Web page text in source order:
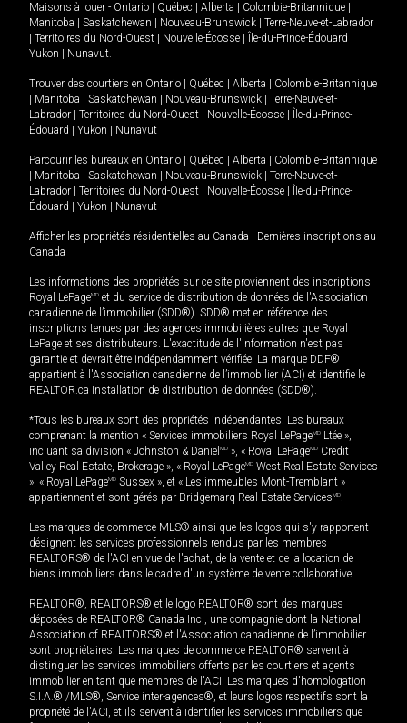
Maisons à louer - Ontario Québec Alberta Colombie-Britannique
Manitoba
Saskatchewan Nouveau-Brunswick
Terre-Neuve-et-Labrador
Territoires du Nord-Ouest Nouvelle-Écosse Île-du-Prince-Édouard
Yukon
Nunavut.
Trouver des courtiers en Ontario Québec Alberta
Colombie-Britannique
Manitoba Saskatchewan Nouveau-Brunswick
Terre-Neuve-et-
Labrador
Territoires du Nord-Ouest Nouvelle-Écosse
Île-du-Prince-
Édouard
Yukon Nunavut
Parcourir les bureaux en Ontario Québec Alberta
Colombie-Britannique
Manitoba Saskatchewan Nouveau-Brunswick
Terre-Neuve-et-
Labrador
Territoires du Nord-Ouest Nouvelle-Écosse
Île-du-Prince-
Édouard
Yukon Nunavut
Afficher les propriétés résidentielles au Canada
Dernières inscriptions au
Canada
Les informations des propriétés sur ce site proviennent des inscriptions
Royal LePageMD et du service de distribution de données de l'Association
canadienne de l’immobilier (SDD®). SDD® met en référence des
inscriptions tenues par des agences immobilières autres que Royal
LePage et ses distributeurs. L'exactitude de l'information n'est pas
garantie et devrait être indépendamment vérifiée. La marque DDF®
appartient à l'Association canadienne de l’immobilier (ACI) et identifie le
REALTOR.ca Installation de distribution de données (SDD®).
*Tous les bureaux sont des propriétés indépendantes. Les bureaux
comprenant la mention « Services immobiliers Royal LePageMD Ltée »,
incluant sa division « Johnston & Daniel MD », « Royal LePageMD Credit
Valley Real Estate, Brokerage », « Royal LePageMD West Real Estate Services
», « Royal LePageMD Sussex », et « Les immeubles Mont-Tremblant »
appartiennent et sont gérés par Bridgemarq Real Estate ServicesMD.
Les marques de commerce MLS® ainsi que les logos qui s'y rapportent
désignent les services professionnels rendus par les membres
REALTORS® de l'ACI en vue de l'achat, de la vente et de la location de
biens immobiliers dans le cadre d'un système de vente collaborative.
REALTOR®, REALTORS® et le logo REALTOR® sont des marques
déposées de REALTOR® Canada Inc., une compagnie dont la National
Association of REALTORS® et l'Association canadienne de l’immobilier
sont propriétaires. Les marques de commerce REALTOR® servent à
distinguer les services immobiliers offerts par les courtiers et agents
immobilier en tant que membres de l'ACI. Les marques d'homologation
S.I.A.® /MLS®, Service inter-agences®, et leurs logos respectifs sont la
propriété de l'ACI, et ils servent à identifier les services immobiliers que